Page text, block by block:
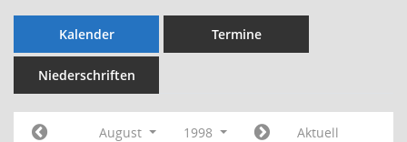
Kalender Termine
Niederschriften
August 1998 Aktuell